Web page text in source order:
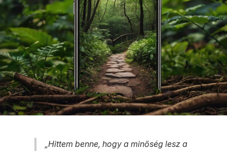
„Hittem benne, hogy a minőség lesz a